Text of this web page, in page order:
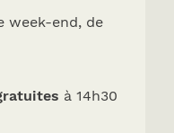
end, de
à 14h30